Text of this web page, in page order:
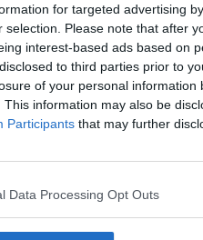
for targeted advertising
selection. Please note that after
interest-based ads based on
to third parties prior to
of your personal information
This information may also be
Participants that may further
Data Processing Opt Outs
è fondamentale
il tuo tempo